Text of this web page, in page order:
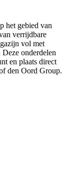
het gebied van
verrijdbare
vol met
onderdelen
en plaats direct
den Oord Group.